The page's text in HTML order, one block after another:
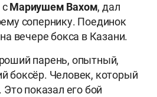
Мариушем Вахом, дал
сопернику. Поединок
вечере бокса в Казани.
парень, опытный,
боксёр. Человек, который
Это показал его бой